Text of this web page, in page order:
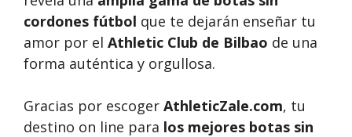
cordones fútbol que te dejarán enseñar tu
amor por el Athletic Club de Bilbao de una
forma auténtica y orgullosa.
Gracias por escoger AthleticZale.com, tu
destino on line para los mejores botas sin